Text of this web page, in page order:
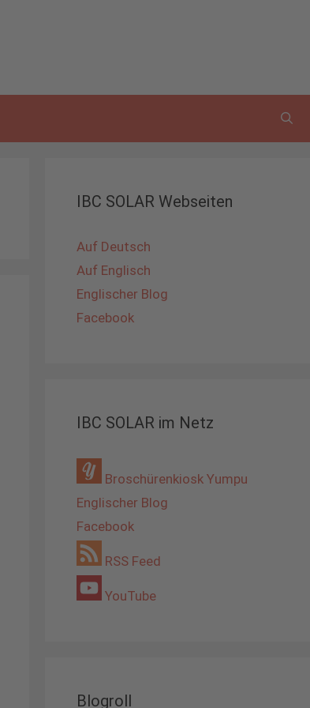
IBC SOLAR Webseiten
Auf Deutsch
Auf Englisch
Englischer Blog
Facebook
IBC SOLAR im Netz
Broschürenkiosk Yumpu
Englischer Blog
Facebook
RSS Feed
YouTube
Blogroll